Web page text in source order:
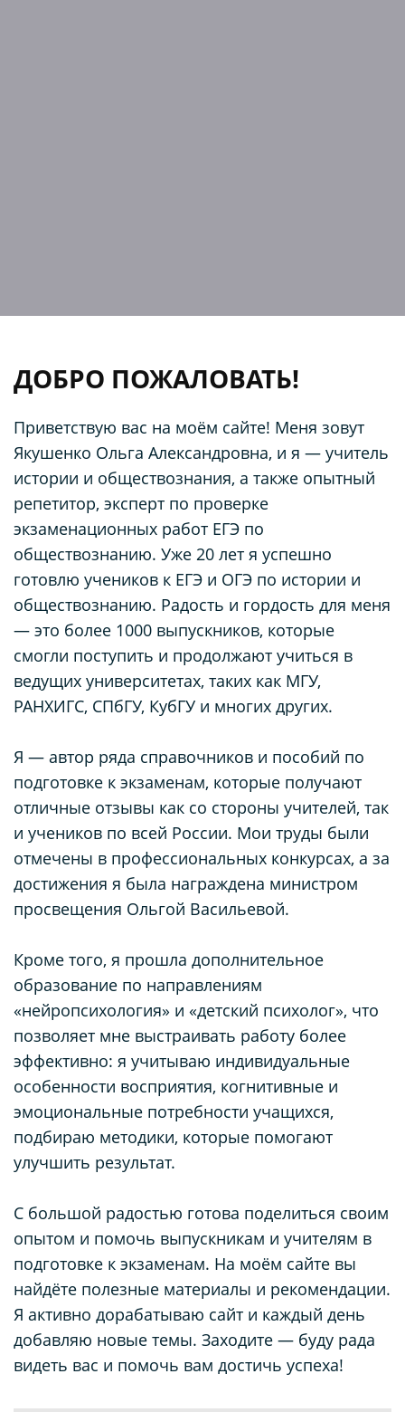
ДОБРО ПОЖАЛОВАТЬ!
Приветствую вас на моём сайте! Меня зовут
Якушенко Ольга Александровна, и я — учитель
истории и обществознания, а также опытный
репетитор, эксперт по проверке
экзаменационных работ ЕГЭ по
обществознанию. Уже 20 лет я успешно
готовлю учеников к ЕГЭ и ОГЭ по истории и
обществознанию. Радость и гордость для меня
— это более 1000 выпускников, которые
смогли поступить и продолжают учиться в
ведущих университетах, таких как МГУ,
РАНХИГС, СПбГУ, КубГУ и многих других.
Я — автор ряда справочников и пособий по
подготовке к экзаменам, которые получают
отличные отзывы как со стороны учителей, так
и учеников по всей России. Мои труды были
отмечены в профессиональных конкурсах, а за
достижения я была награждена министром
просвещения Ольгой Васильевой.
Кроме того, я прошла дополнительное
образование по направлениям
«нейропсихология» и «детский психолог», что
позволяет мне выстраивать работу более
эффективно: я учитываю индивидуальные
особенности восприятия, когнитивные и
эмоциональные потребности учащихся,
подбираю методики, которые помогают
улучшить результат.
С большой радостью готова поделиться своим
опытом и помочь выпускникам и учителям в
подготовке к экзаменам. На моём сайте вы
найдёте полезные материалы и рекомендации.
Я активно дорабатываю сайт и каждый день
добавляю новые темы. Заходите — буду рада
видеть вас и помочь вам достичь успеха!